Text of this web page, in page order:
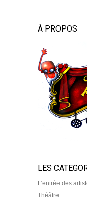
À PROPOS
LES
L’entrée des
Théâtre